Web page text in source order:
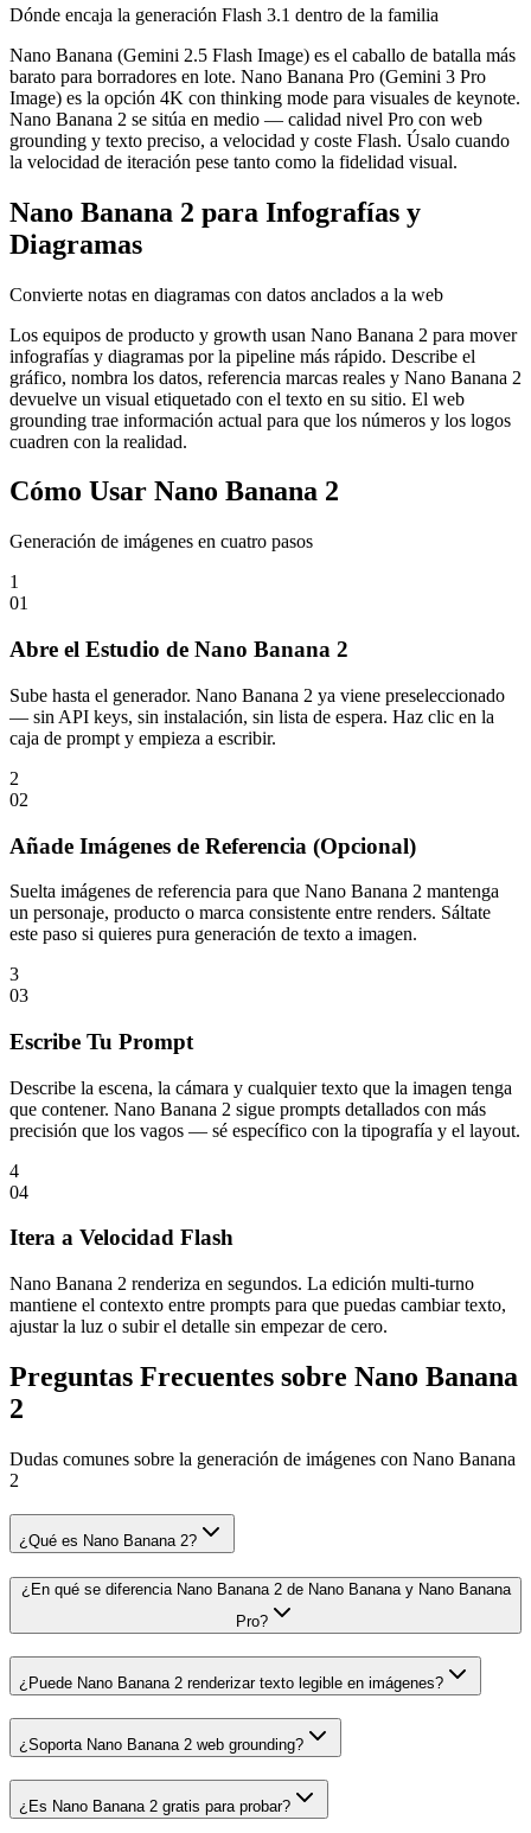
Dónde encaja la generación Flash 3.1 dentro de la familia
Nano Banana (Gemini 2.5 Flash Image) es el caballo de batalla más
barato para borradores en lote. Nano Banana Pro (Gemini 3 Pro
Image) es la opción 4K con thinking mode para visuales de keynote.
Nano Banana 2 se sitúa en medio — calidad nivel Pro con web
grounding y texto preciso, a velocidad y coste Flash. Úsalo cuando
la velocidad de iteración pese tanto como la fidelidad visual.
Nano Banana 2 para Infografías y
Diagramas
Convierte notas en diagramas con datos anclados a la web
Los equipos de producto y growth usan Nano Banana 2 para mover
infografías y diagramas por la pipeline más rápido. Describe el
gráfico, nombra los datos, referencia marcas reales y Nano Banana 2
devuelve un visual etiquetado con el texto en su sitio. El web
grounding trae información actual para que los números y los logos
cuadren con la realidad.
Cómo Usar Nano Banana 2
Generación de imágenes en cuatro pasos
1
01
Abre el Estudio de Nano Banana 2
Sube hasta el generador. Nano Banana 2 ya viene preseleccionado
— sin API keys, sin instalación, sin lista de espera. Haz clic en la
caja de prompt y empieza a escribir.
2
02
Añade Imágenes de Referencia (Opcional)
Suelta imágenes de referencia para que Nano Banana 2 mantenga
un personaje, producto o marca consistente entre renders. Sáltate
este paso si quieres pura generación de texto a imagen.
3
03
Escribe Tu Prompt
Describe la escena, la cámara y cualquier texto que la imagen tenga
que contener. Nano Banana 2 sigue prompts detallados con más
precisión que los vagos — sé específico con la tipografía y el layout.
4
04
Itera a Velocidad Flash
Nano Banana 2 renderiza en segundos. La edición multi-turno
mantiene el contexto entre prompts para que puedas cambiar texto,
ajustar la luz o subir el detalle sin empezar de cero.
Preguntas Frecuentes sobre Nano Banana
2
Dudas comunes sobre la generación de imágenes con Nano Banana
2
¿Qué es Nano Banana 2?
¿En qué se diferencia Nano Banana 2 de Nano Banana y Nano Banana
Pro?
¿Puede Nano Banana 2 renderizar texto legible en imágenes?
¿Soporta Nano Banana 2 web grounding?
¿Es Nano Banana 2 gratis para probar?